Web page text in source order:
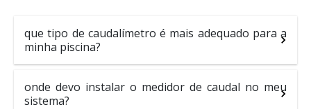
que tipo de caudalímetro é mais adequado para a
minha piscina?
onde devo instalar o medidor de caudal no meu
sistema?